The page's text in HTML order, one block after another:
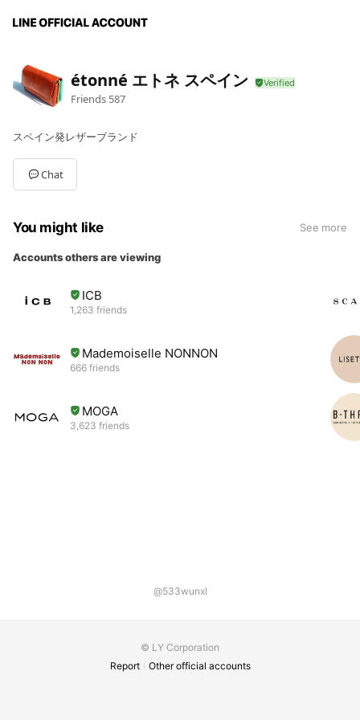
étonné エトネ スペイン
Friends 587
スペイン発レザーブランド
Chat
You might like See more
Accounts others are viewing
ICB
1,263 friends
Mademoiselle NONNON
666 friends
MOGA
3,623 friends
@533wunxl
© LY Corporation
Report
Other official accounts